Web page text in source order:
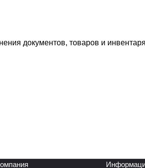
документов, товаров и